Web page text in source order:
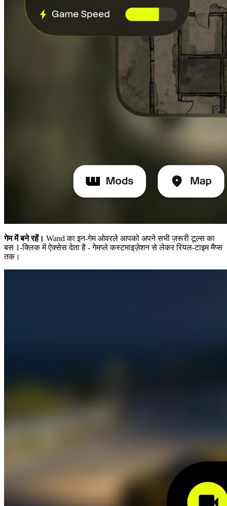
गेम में बने रहें। Wand का इन-गेम ओवरले आपको अपने सभी ज़रूरी टूल्स का
बस 1-क्लिक में ऐक्सेस देता है - गेमप्ले कस्टमाइज़ेशन से लेकर रियल-टाइम मैप्स
तक।